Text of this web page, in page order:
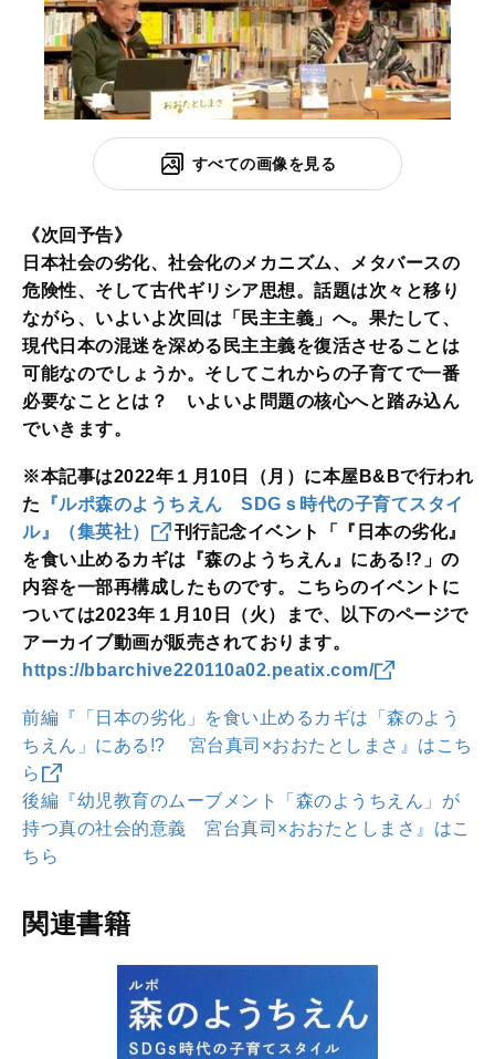
すべての画像を見る
《次回予告》
日本社会の劣化、社会化のメカニズム、メタバースの
危険性、そして古代ギリシア思想。話題は次々と移り
ながら、いよいよ次回は「民主主義」へ。果たして、
現代日本の混迷を深める民主主義を復活させることは
可能なのでしょうか。そしてこれからの子育てで一番
必要なこととは？ いよいよ問題の核心へと踏み込ん
でいきます。
※本記事は2022年１月10日（月）に本屋B&Bで行われ
た 『ルポ森のようちえん SDGｓ時代の子育てスタイ
ル』（集英社）
刊行記念イベント「『日本の劣化』
を食い止めるカギは『森のようちえん』にある!?」の
内容を一部再構成したものです。こちらのイベントに
ついては2023年１月10日（火）まで、以下のページで
アーカイブ動画が販売されております。
https://bbarchive220110a02.peatix.com/
前編『「日本の劣化」を食い止めるカギは「森のよう
ちえん」にある!? 宮台真司×おおたとしまさ』はこち
ら
後編『幼児教育のムーブメント「森のようちえん」が
持つ真の社会的意義 宮台真司×おおたとしまさ』はこ
ちら
関連書籍